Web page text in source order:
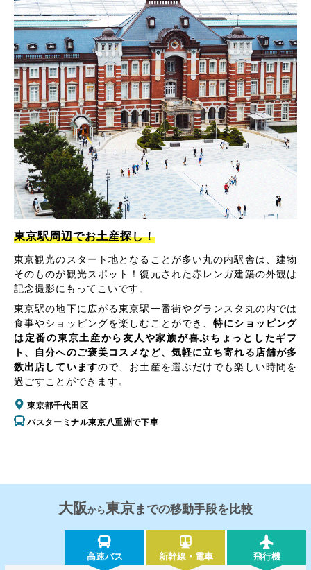
東京駅周辺でお土産探し！
東京観光のスタート地となることが多い丸の内駅舎は、建物
そのものが観光スポット！復元された赤レンガ建築の外観は
記念撮影にもってこいです。
東京駅の地下に広がる東京駅一番街やグランスタ丸の内では
食事やショッピングを楽しむことができ、特にショッピング
は定番の東京土産から友人や家族が喜ぶちょっとしたギフ
ト、自分へのご褒美コスメなど、気軽に立ち寄れる店舗が多
数出店していますので、お土産を選ぶだけでも楽しい時間を
過ごすことができます。
東京都千代田区
バスターミナル東京八重洲で下車
大阪から東京までの移動手段を比較
高速バス 新幹線・電車 飛行機